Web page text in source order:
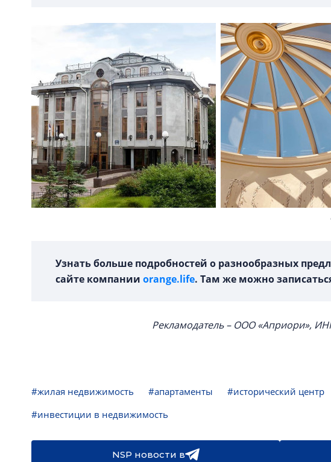
Узнать больше подробностей о разнообразных
сайте компании orange.life. Там же можно
Рекламодатель – ООО «Априори»,
#жилая недвижимость #апартаменты #исторический центр
#инвестиции в недвижимость
NSP новости в